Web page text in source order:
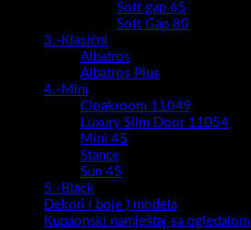
Soft gap 65
Soft Gap 80
3.-Klasični
Albatros
Albatros Plus
4.-Mini
Cloakroom 11049
Luxury Slim Door 11054
Mini 45
Stance
Sun 45
5.-Black
Dekori ( boje ) modela
Kupaonski namještaj sa ogledalom